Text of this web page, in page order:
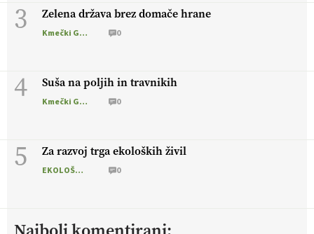
reklama?
PRISLUHNITE
@EUAgri #imcap #cap #eco #skp
#vlog https://t.co/yev5PreiJu
3 Zelena država brez domače hrane
Kmečki Glas 0
4 Suša na poljih in travnikih
Kmečki Glas 0
5 Za razvoj trga ekoloških živil
EKOLOŠKO LOGIČNO 0